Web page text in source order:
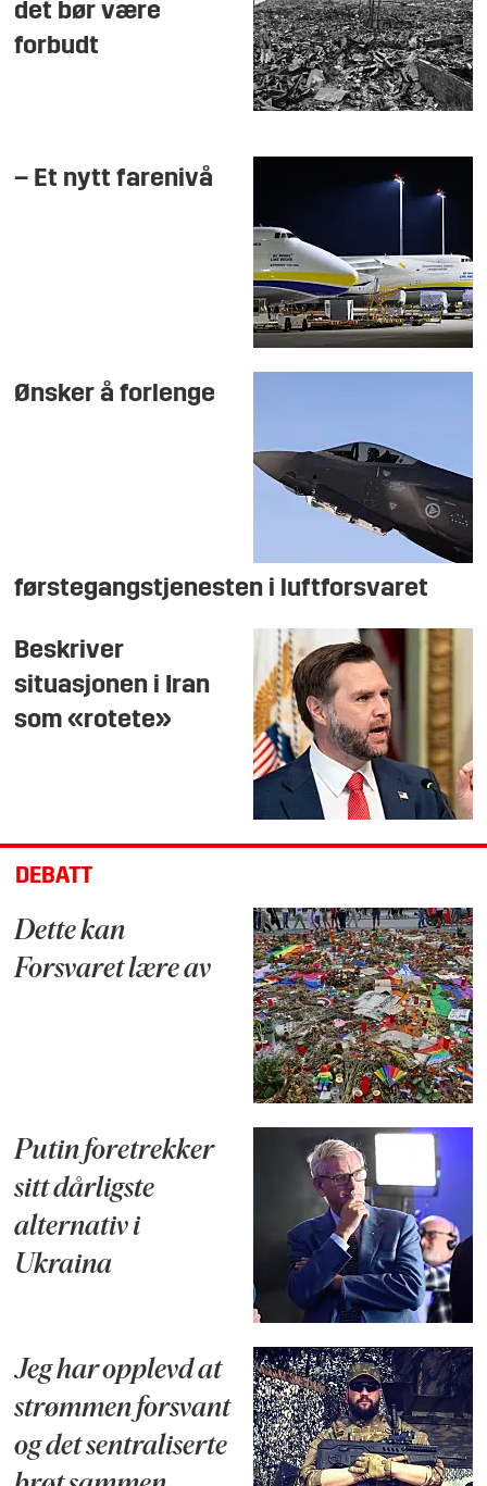
det bør være
forbudt
– Et nytt farenivå
Ønsker å forlenge
førstegangstjenesten i luftforsvaret
Beskriver
situasjonen i Iran
som «rotete»
DEBATT
Dette kan
Forsvaret lære av
Putin foretrekker
sitt dårligste
alternativ i
Ukraina
Jeg har opplevd at
strømmen forsvant
og det sentraliserte